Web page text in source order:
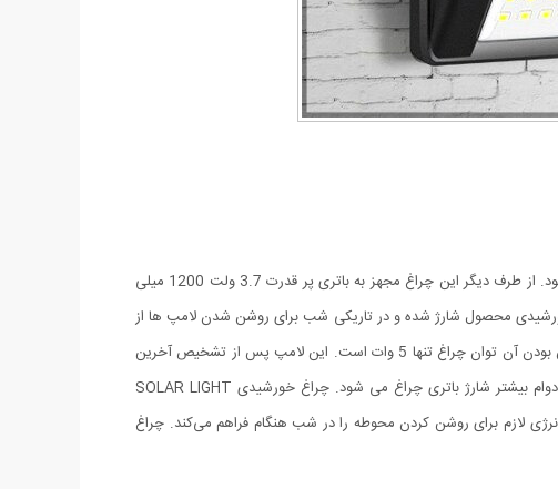
چراغ خورشیدی دیواری Solar Light مجهز به سنسور مادون قرمز PIR می باشد که فقط هنگام عبور شخص با تشخیص حرکت فعال می شود. از طرف دیگر این چراغ مجهز به باتری پر قدرت 3.7 ولت 1200 میلی
محصول شارژ شده و در تاریکی شب برای روشن شدن لامپ ها از
همان انرژی ذخیره شده استفاده خواهد کرد. لامپ به کار رفته در این چراغ از نوع LED فوق کم مصرف با نور سفید است که در زمان روشن بودن آن توان چراغ تنها 5 وات است. این لامپ پس از تشخیص آخرین
حرکت با گذشتن 10 ثانیه به صورت خودکار خاموش می شود که این عمل باعث کاهش بسزای انرژی و در نتیجه عمر طولانی تر چراغ و دوام بیشتر شارژ باتری چراغ می شود. چراغ خورشیدی SOLAR LIGHT
لازم برای روشن کردن محوطه را در شب هنگام فراهم می‌کند. چراغ